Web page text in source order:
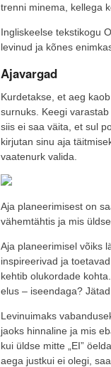
trenni minema, kellega
Ingliskeelse tekstikogu
levinud ja kõnes
Ajavargad
Kurdetakse, et aeg
surnuks. Keegi
siis ei saa väita, et sul
kirjutan sinu aja
vaatenurk valida.
Aja planeerimisest on
vähemtähtis ja mis
Aja planeerimisel võiks
inspireerivad ja
kehtib olukordade
elus – iseendaga?
Levinuimaks
jaoks hinnaline ja mis
kui üldse mitte „EI”
aega justkui ei olegi,